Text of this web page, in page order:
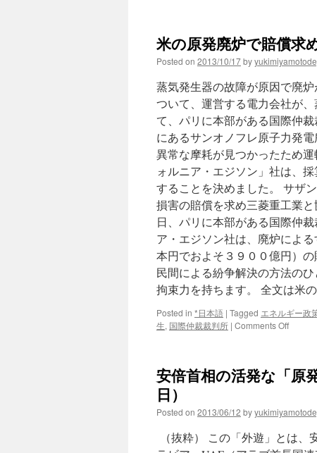
米の原発廃炉で賠償求
Posted on 2013/10/17by
蒸気発生器の故障が原因で廃
ついて、運営する電力会社が
て、パリに本部がある国際仲
にあるサンオノフレ原子力発
異常な摩耗が見つかったため
ォルニア・エジソン」社は、
することを決めました。 サザ
損害の賠償を求め三菱重工業
日、パリに本部がある国際仲
ア・エジソン社は、廃炉によ
本円でおよそ３９００億円）
民間による紛争解決の方法の
拘束力を持ちます。 全文は米
Posted in *日本語 | Tagged エネルギー政
生, 国際仲裁裁判所 | Comments Offon
発
で
償
安倍首相の活発な「原
日）
Posted on 2013/06/12 by
（抜粋） この「外遊」とは、